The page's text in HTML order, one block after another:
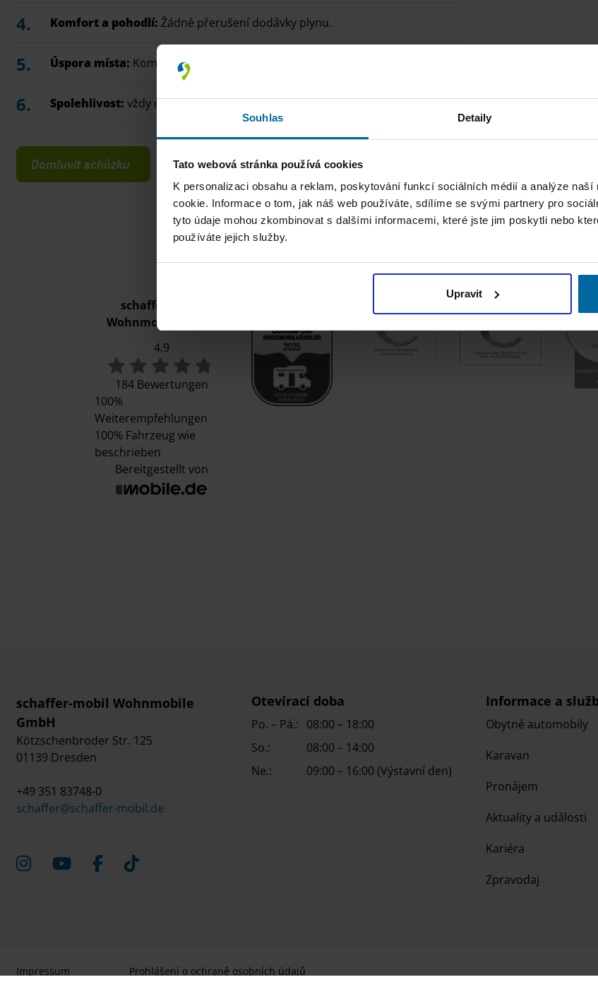
Souhlas Detaily
Tato webová stránka používá cookies
K personalizaci obsahu a reklam, poskytování funkcí sociálních médií a analýze
cookie. Informace o tom, jak náš web používáte, sdílíme se svými partnery pro
tyto údaje mohou zkombinovat s dalšími informacemi, které jste jim poskytli nebo
používáte jejich služby.
Upravit
Komfort a pohodlí: Žádné přerušení dodávky plynu.
Úspora místa: Kompaktní kombinace regulátoru a přepínacího zařízení.
Spolehlivost: vždy dostatek plynu pro vytápění a další účely.
Domluvit schůzku
Naše ocenění
schaffer-mobil
Wohnmobile GmbH
4.9
184 Bewertungen
100%
Weiterempfehlungen
100%Fahrzeug wie
beschrieben
Bereitgestellt von
schaffer-mobil Wohnmobile
GmbH
Kötzschenbroder Str. 125
01139 Dresden
+49 351 83748-0
schaffer@schaffer-mobil.de
Otevírací doba
Po. – Pá.: 08:00 – 18:00
So.:
08:00 – 14:00
Ne.:
09:00 – 16:00 (Výstavní den)
Informace a
Obytné automobily
Karavan
Pronájem
Aktuality a události
Kariéra
Zpravodaj
Impressum Prohlášení o ochraně osobních údajů